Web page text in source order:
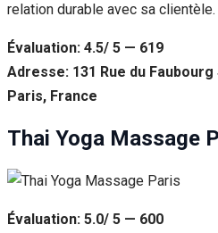
relation durable avec sa clientèle.
Évaluation: 4.5/ 5 — 619
Adresse: 131 Rue du
Paris, France
Thai Yoga Massage
Évaluation: 5.0/ 5 — 600